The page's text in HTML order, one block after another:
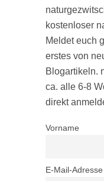
kostenloser
Meldet euch
erstes von
Blogartikeln.
ca. alle 6-8
direkt
Vorname
E-Mail-Adresse